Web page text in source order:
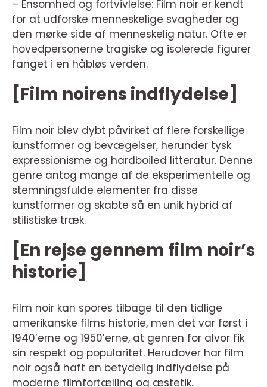
– Ensomhed og fortvivlelse: Film noir er kendt
for at udforske menneskelige svagheder og
den mørke side af menneskelig natur. Ofte er
hovedpersonerne tragiske og isolerede figurer
fanget i en håbløs verden.
[Film noirens indflydelse]
Film noir blev dybt påvirket af flere forskellige
kunstformer og bevægelser, herunder tysk
expressionisme og hardboiled litteratur. Denne
genre antog mange af de eksperimentelle og
stemningsfulde elementer fra disse
kunstformer og skabte så en unik hybrid af
stilistiske træk.
[En rejse gennem film noir’s
historie]
Film noir kan spores tilbage til den tidlige
amerikanske films historie, men det var først i
1940’erne og 1950’erne, at genren for alvor fik
sin respekt og popularitet. Herudover har film
noir også haft en betydelig indflydelse på
moderne filmfortælling og æstetik.